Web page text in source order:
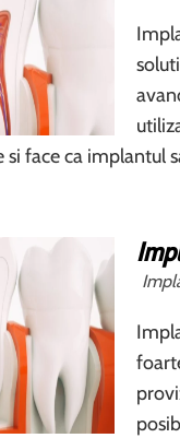
face ca implantul